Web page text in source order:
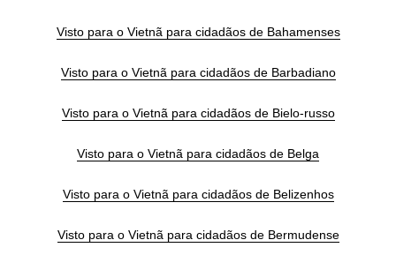
Visto para o Vietnã para cidadãos de Bahamenses
Visto para o Vietnã para cidadãos de Barbadiano
Visto para o Vietnã para cidadãos de Bielo-russo
Visto para o Vietnã para cidadãos de Belga
Visto para o Vietnã para cidadãos de Belizenhos
Visto para o Vietnã para cidadãos de Bermudense